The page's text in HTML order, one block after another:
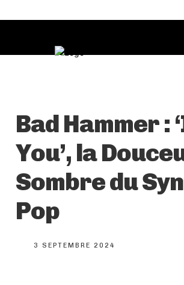
Bad Hammer :
You’, la
Sombre du
Pop
3 SEPTEMBRE 2024